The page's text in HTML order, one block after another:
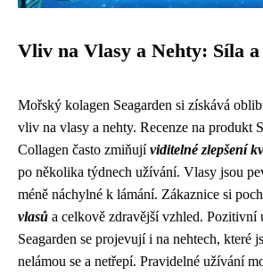
Vliv na Vlasy a Nehty: Síla
Mořský kolagen Seagarden si získává
vliv na vlasy a nehty. Recenze na produkt
Collagen často zmiňujíviditelné zlepšení
po několika týdnech užívání. Vlasy jsou
méně náchylné k lámání. Zákaznice si
vlasů a celkově zdravější vzhled. Pozitivní
Seagarden se projevují i na nehtech, které
nelámou se a netřepí. Pravidelné užívání